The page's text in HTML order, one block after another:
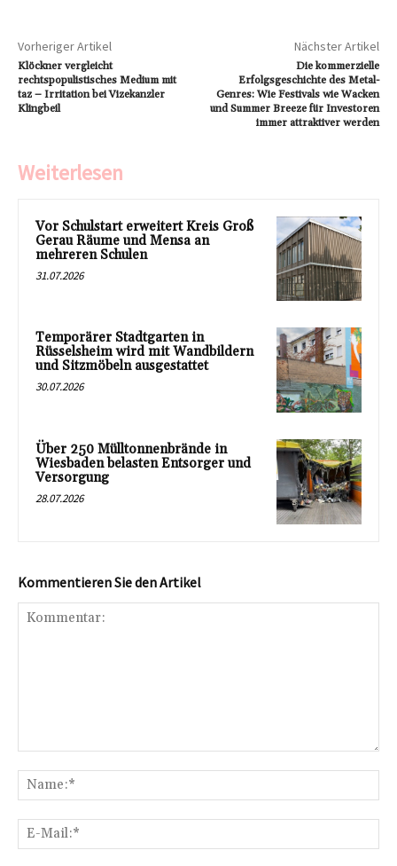
Vorheriger Artikel
Klöckner vergleicht
rechtspopulistisches Medium mit
taz – Irritation bei Vizekanzler
Klingbeil
Nächster Artikel
Die kommerzielle
Erfolgsgeschichte des Metal-
Genres: Wie Festivals wie Wacken
und Summer Breeze für Investoren
immer attraktiver werden
Weiterlesen
Vor Schulstart erweitert Kreis Groß
Gerau Räume und Mensa an
mehreren Schulen
31.07.2026
Temporärer Stadtgarten in
Rüsselsheim wird mit Wandbildern
und Sitzmöbeln ausgestattet
30.07.2026
Über 250 Mülltonnenbrände in
Wiesbaden belasten Entsorger und
Versorgung
28.07.2026
Kommentieren Sie den Artikel